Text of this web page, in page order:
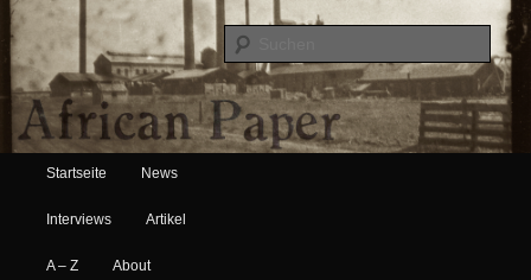
African Paper
Hauptmenü
Zum Inhalt wechseln
Zum sekundären Inhalt wechseln
Startseite News
Interviews Artikel
A – Z About